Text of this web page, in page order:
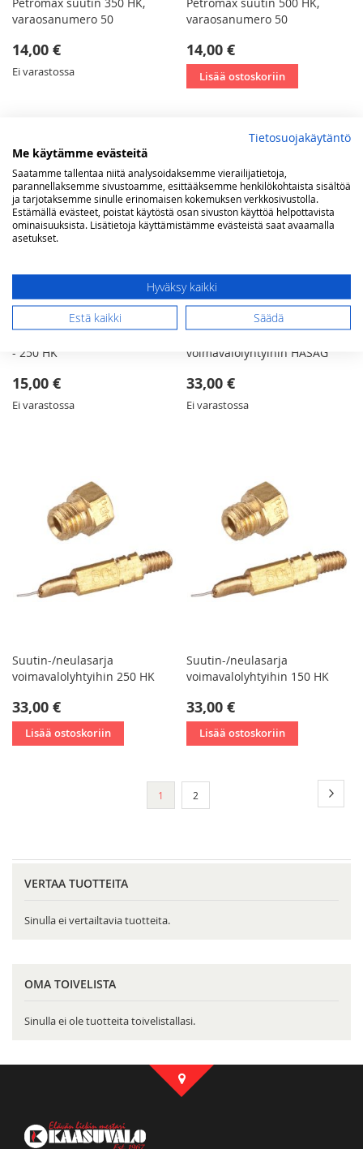
Petromax suutin 350 HK,
varaosanumero 50
14,00 €
Ei varastossa
Petromax suutin 500 HK,
varaosanumero 50
14,00 €
Lisää ostoskoriin
- 250 HK
15,00 €
Ei varastossa
voimavalolyhtyihin HASAG
33,00 €
Ei varastossa
Suutin-/neulasarja
voimavalolyhtyihin 250 HK
33,00 €
Lisää ostoskoriin
Suutin-/neulasarja
voimavalolyhtyihin 150 HK
33,00 €
Lisää ostoskoriin
Sivu
You're
currently
1 Sivu
2
VERTAA TUOTTEITA
Sinulla ei vertailtavia tuotteita.
OMA TOIVELISTA
Sinulla ei ole tuotteita toivelistallasi.
Tietosuojakäytäntö
Me käytämme evästeitä
Saatamme tallentaa niitä analysoidaksemme vierailijatietoja,
parannellaksemme sivustoamme, esittääksemme henkilökohtaista sisältöä
ja tarjotaksemme sinulle erinomaisen kokemuksen verkkosivustolla.
Estämällä evästeet, poistat käytöstä osan sivuston käyttöä helpottavista
ominaisuuksista. Lisätietoja käyttämistämme evästeistä saat avaamalla
asetukset.
Hyväksy kaikki
Estä kaikki
Säädä